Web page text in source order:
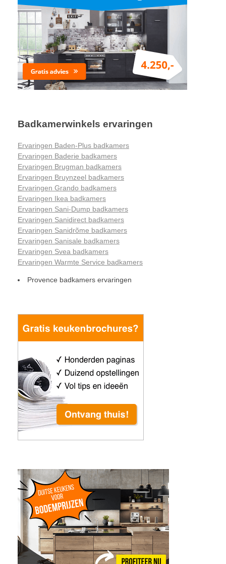
Badkamerwinkels ervaringen
Ervaringen Baden-Plus badkamers
Ervaringen Baderie badkamers
Ervaringen Brugman badkamers
Ervaringen Bruynzeel badkamers
Ervaringen Grando badkamers
Ervaringen Ikea badkamers
Ervaringen Sani-Dump badkamers
Ervaringen Sanidirect badkamers
Ervaringen Sanidrõme badkamers
Ervaringen Sanisale badkamers
Ervaringen Svea badkamers
Ervaringen Warmte Service badkamers
Provence badkamers ervaringen